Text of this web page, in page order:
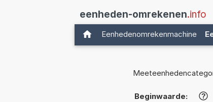
eenheden-omrekenen.info
Eenhedenomrekenmachine
Beginwaarde: ?